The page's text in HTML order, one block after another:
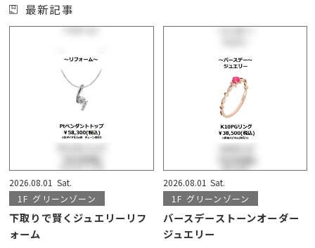
最新記事
2026.08.01 Sat.
1F グリーンゾーン
下取りで賢くジュエリーリフ
ォーム
2026.08.01 Sat.
1F グリーンゾーン
バースデーストーンオーダー
ジュエリー